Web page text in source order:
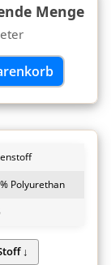
Menge
Polyurethan